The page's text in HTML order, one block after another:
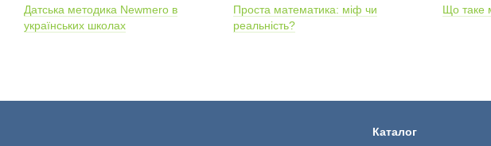
Датська методика Newmero в
українських школах
Проста математика: міф чи
реальність?
Що таке
Каталог